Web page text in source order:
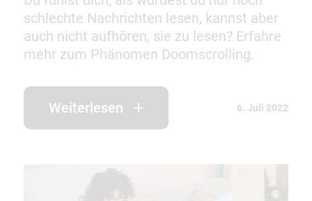
schlechte Nachrichten lesen, kannst aber
auch nicht aufhören, sie zu lesen? Erfahre
mehr zum Phänomen Doomscrolling.
Weiterlesen 6. Juli 2022